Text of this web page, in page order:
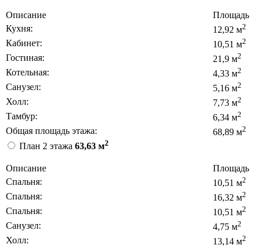
Описание
Площадь
Кухня:
12,92 м2
Кабинет: 10,51 м2
Гостиная: 21,9 м2
Котельная: 4,33 м2
Санузел: 5,16 м2
Холл: 7,73 м2
Тамбур: 6,34 м2
Общая площадь этажа: 68,89 м2
План 2 этажа 63,63 м2
Описание
Площадь
Спальня:
10,51 м2
Спальня: 16,32 м2
Спальня: 10,51 м2
Санузел: 4,75 м2
Холл: 13,14 м2